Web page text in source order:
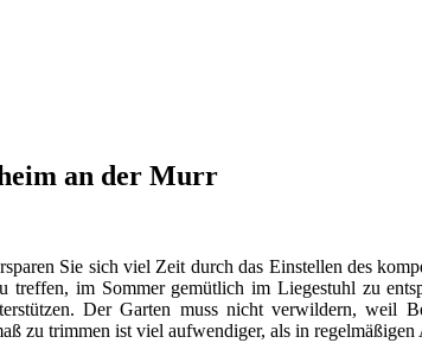
an der Murr
Sie sich viel Zeit durch das Einstellen des
treffen, im Sommer gemütlich im Liegestuhl zu
Der Garten muss nicht verwildern, weil
zu trimmen ist viel aufwendiger, als in